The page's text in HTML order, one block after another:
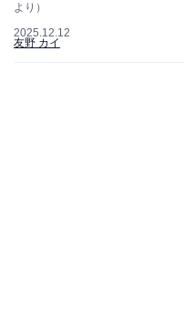
より）
2025.12.12
友野 カイ